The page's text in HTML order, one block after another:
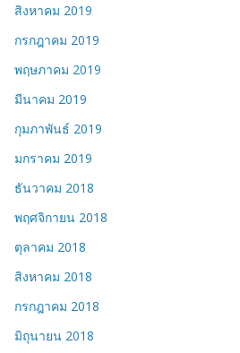
สิงหาคม 2019
กรกฎาคม 2019
พฤษภาคม 2019
มีนาคม 2019
กุมภาพันธ์ 2019
มกราคม 2019
ธันวาคม 2018
พฤศจิกายน 2018
ตุลาคม 2018
สิงหาคม 2018
กรกฎาคม 2018
มิถุนายน 2018